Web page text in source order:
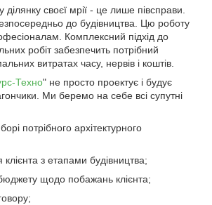
своєї мрії - це лише півсправи.
до будівництва. Цю роботу
Комплексний підхід до
робіт забезпечить потрібний
витратах часу, нервів і коштів.
Техно" не просто проектує і будує
Ми беремо на себе всі супутні
потрібного архітектурного
з етапами будівництва;
щодо побажань клієнта;